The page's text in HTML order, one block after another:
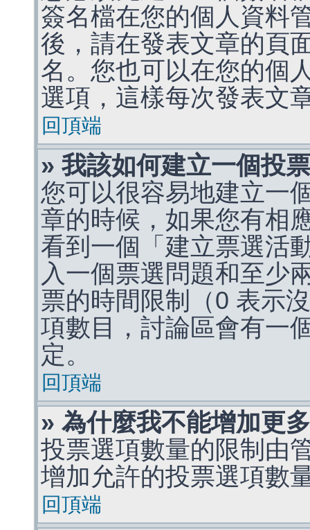
簽名檔在您的個人資料
後，請在發表文章的頁
名。您也可以在您的個
選項，這樣每次發表文
回頂端
» 我該如何建立一個投
您可以很容易地建立一
章的時候，如果您有相
看到一個「建立票選活
入一個票選問題和至少
票的時間限制（0 表示
項數目，討論區會有一
定。
回頂端
» 為什麼我不能增加更
投票選項數量的限制由
增加允許的投票選項數
回頂端